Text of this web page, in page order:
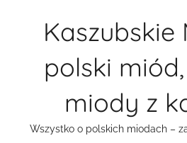
Kaszubskie
polski
miody z
Wszystko o polskich miodach –